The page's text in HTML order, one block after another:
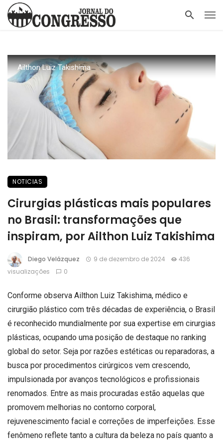
Ailthon Luiz Takishima
NOTICIAS
Cirurgias plásticas mais populares
no Brasil: transformações que
inspiram, por Ailthon Luiz Takishima
Diego Velázquez 9 de dezembro de 2024
436
visualizações
0
Conforme observa Ailthon Luiz Takishima, médico e
cirurgião plástico com três décadas de experiência, o Brasil
é reconhecido mundialmente por sua expertise em cirurgias
plásticas, ocupando uma posição de destaque no ranking
global do setor. Seja por razões estéticas ou reparadoras, a
busca por procedimentos cirúrgicos vem crescendo,
impulsionada por avanços tecnológicos e profissionais
renomados. Entre as mais procuradas estão aquelas que
promovem melhorias no contorno corporal,
rejuvenescimento facial e correções de imperfeições. Esse
fenômeno reflete tanto a cultura da beleza no país quanto a